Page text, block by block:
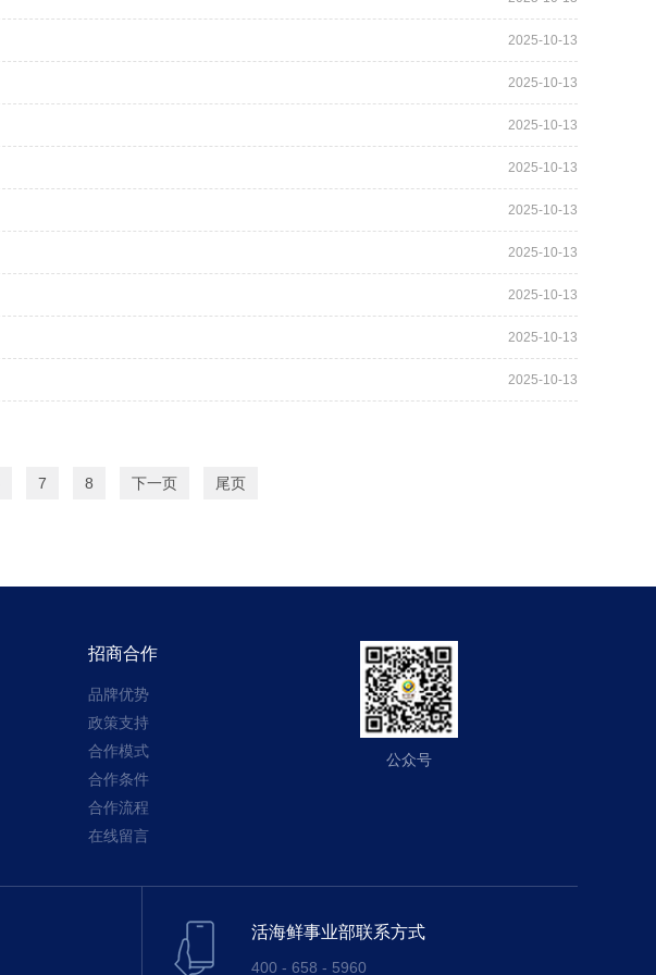
2025-10-13
2025-10-13
2025-10-13
2025-10-13
2025-10-13
2025-10-13
2025-10-13
2025-10-13
2025-10-13
7 8 下一页 尾页
招商合作
品牌优势
政策支持
合作模式
合作条件
合作流程
在线留言
公众号
活海鲜事业部联系方式
400 - 658 - 5960